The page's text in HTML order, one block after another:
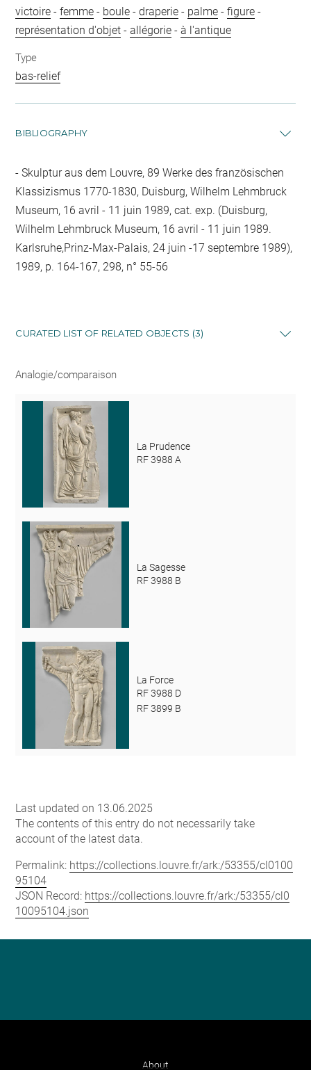
victoire -femme - boule -draperie - palme -figure -
représentation d'objet -allégorie -à l'antique
Type
bas-relief
BIBLIOGRAPHY
Skulptur aus dem Louvre, 89 Werke des französischen
Klassizismus 1770-1830, Duisburg, Wilhelm Lehmbruck
Museum, 16 avril - 11 juin 1989, cat. exp. (Duisburg,
Wilhelm Lehmbruck Museum, 16 avril - 11 juin 1989.
Karlsruhe,Prinz-Max-Palais, 24 juin -17 septembre 1989),
1989, p. 164-167, 298, n° 55-56
CURATED LIST OF RELATED OBJECTS (3)
Analogie/comparaison
La Prudence
RF 3988 A
La Sagesse
RF 3988 B
La Force
RF 3988 D
RF 3899 B
Last updated on 13.06.2025
The contents of this entry do not necessarily take
account of the latest data.
Permalink: https://collections.louvre.fr/ark:/53355/cl0100
95104
JSON Record: https://collections.louvre.fr/ark:/53355/cl0
10095104.json
About